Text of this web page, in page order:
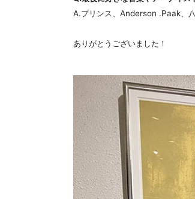
A.プリンス、Anderson .Paak、八
ありがとうございました！